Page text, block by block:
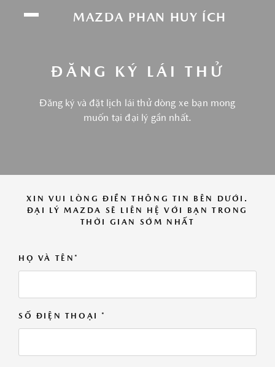
Chúng tôi sử dụng cookie để nâng cao trải
thông tin chi tiết.
ĐỒNG Ý
MAZDA PHAN HUY ÍCH
ĐĂNG KÝ LÁI THỬ
Đăng ký và đặt lịch lái thử dòng xe bạn mong
muốn tại đại lý gần nhất.
XIN VUI LÒNG ĐIỀN THÔNG TIN BÊN DƯỚI.
ĐẠI LÝ MAZDA SẼ LIÊN HỆ VỚI BẠN TRONG
THỜI GIAN SỚM NHẤT
HỌ VÀ TÊN*
SỐ ĐIỆN THOẠI *